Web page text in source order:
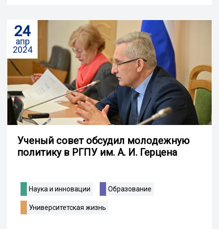
24
апр
2024
Ученый совет обсудил молодежную
политику в РГПУ им. А. И. Герцена
Наука и инновации Образование
Университетская жизнь